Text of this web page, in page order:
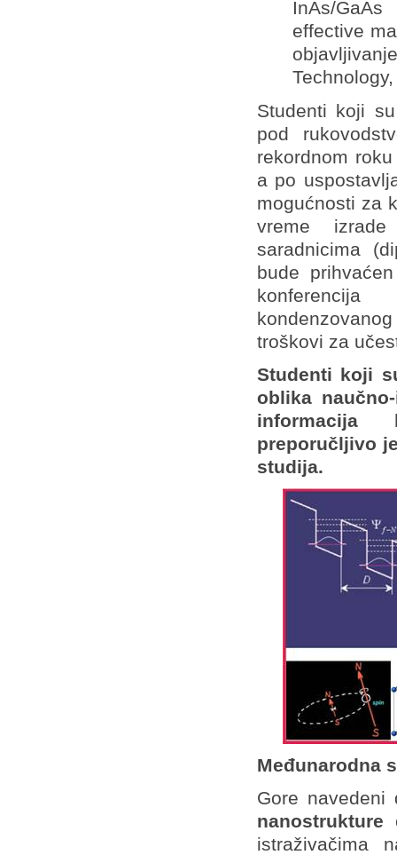
InAs/
effective
Studenti koji
pod
rekordnom
a po
mogućnosti za
vreme izrade
saradnicima
bude
troškovi za
Studenti koji
oblika
informacija
preporučljivo
studija.
Međunarodna
Gore
nanostrukture
istraživačima